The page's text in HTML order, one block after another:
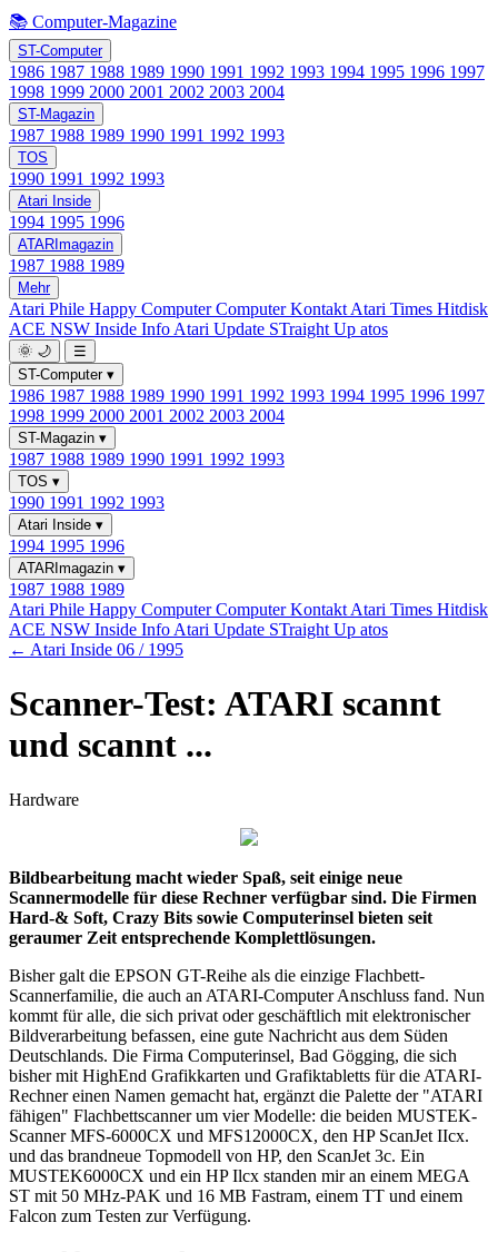
📚 Computer-Magazine
ST-Computer
1986 1987 1988 1989 1990 1991 1992 1993 1994 1995 1996 1997
1998 1999 2000 2001 2002 2003 2004
ST-Magazin
1987 1988 1989 1990 1991 1992 1993
TOS
1990 1991 1992 1993
Atari Inside
1994 1995 1996
ATARImagazin
1987 1988 1989
Mehr
Atari Phile Happy ComputerComputer Kontakt Atari Times Hitdisk
ACE NSW Inside Info Atari Update STraight Up atos
🌞 🌙
☰
ST-Computer ▾
1986 1987 1988 1989 1990 1991 1992 1993 1994 1995 1996 1997
1998 1999 2000 2001 2002 2003 2004
ST-Magazin ▾
1987 1988 1989 1990 1991 1992 1993
TOS ▾
1990 1991 1992 1993
Atari Inside ▾
1994 1995 1996
ATARImagazin ▾
1987 1988 1989
Atari Phile Happy ComputerComputer Kontakt Atari Times Hitdisk
ACE NSW Inside Info Atari Update STraight Up atos
← Atari Inside 06 / 1995
Scanner-Test: ATARI scannt
und scannt ...
Hardware
Bildbearbeitung macht wieder Spaß, seit einige neue
Scannermodelle für diese Rechner verfügbar sind. Die Firmen
Hard-& Soft, Crazy Bits sowie Computerinsel bieten seit
geraumer Zeit entsprechende Komplettlösungen.
Bisher galt die EPSON GT-Reihe als die einzige Flachbett-
Scannerfamilie, die auch an ATARI-Computer Anschluss fand. Nun
kommt für alle, die sich privat oder geschäftlich mit elektronischer
Bildverarbeitung befassen, eine gute Nachricht aus dem Süden
Deutschlands. Die Firma Computerinsel, Bad Gögging, die sich
bisher mit HighEnd Grafikkarten und Grafiktabletts für die ATARI-
Rechner einen Namen gemacht hat, ergänzt die Palette der "ATARI
fähigen" Flachbettscanner um vier Modelle: die beiden MUSTEK-
Scanner MFS-6000CX und MFS12000CX, den HP ScanJet IIcx.
und das brandneue Topmodell von HP, den ScanJet 3c. Ein
MUSTEK6000CX und ein HP Ilcx standen mir an einem MEGA
ST mit 50 MHz-PAK und 16 MB Fastram, einem TT und einem
Falcon zum Testen zur Verfügung.